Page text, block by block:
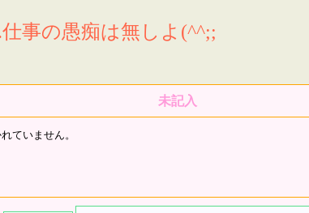
事の愚痴は無しよ(^^;;
未記入
ていません。